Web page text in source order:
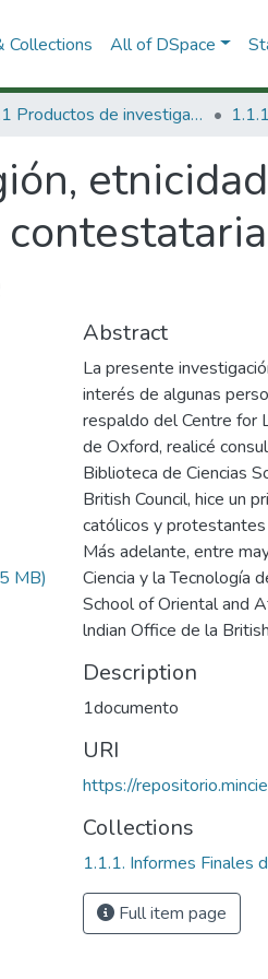
Collections All of DSpace
1.1 Productos de investigación
MB)
Abstract
La presente
interés de algunas
respaldo del Centre for
de Oxford, realicé
Biblioteca de Ciencias
British Council, hice un
católicos y
Más adelante, entre
Ciencia y la Tecnología
School of Oriental and
lndian Office de la
Description
1documento
URI
https://
Collections
1.1.1. Informes Finales
Full item page